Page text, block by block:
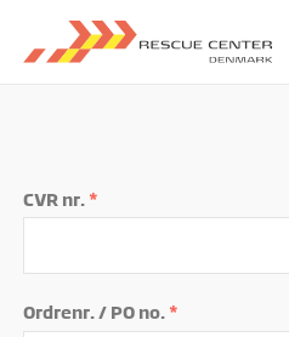
CVR nr. *
Ordrenr. / PO no. *